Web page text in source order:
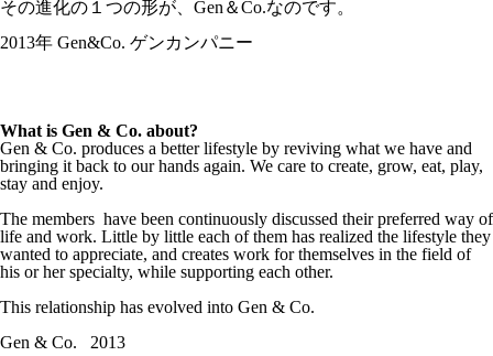
その進化の１つの形が、Gen＆Co.なのです。
2013年 Gen&Co. ゲンカンパニー
What is Gen & Co. about?
Gen & Co. produces a better lifestyle by reviving what we have and
bringing it back to our hands again. We care to create, grow, eat, play,
stay and enjoy.
The members have been continuously discussed their preferred way of
life and work. Little by little each of them has realized the lifestyle they
wanted to appreciate, and creates work for themselves in the field of
his or her specialty, while supporting each other.
This relationship has evolved into Gen & Co.
Gen & Co. 2013